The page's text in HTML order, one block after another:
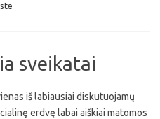
sveikatai
iš labiausiai diskutuojamų
erdvę labai aiškiai matomos